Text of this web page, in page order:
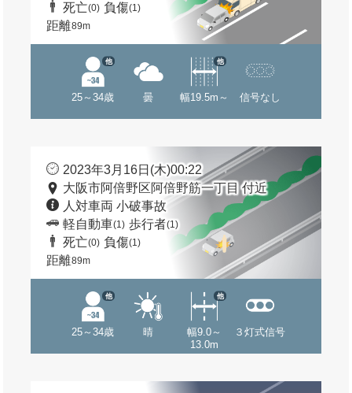
死亡(0) 負傷(1)
距離89m
25～34歳
他
曇 幅19.5m～
他
信号なし
2023年3月16日(木)00:22
大阪市阿倍野区阿倍野筋一丁目 付近
人対車両 小破事故
軽自動車(1) 歩行者(1)
死亡(0) 負傷(1)
距離89m
25～34歳
他
晴
幅9.0～
13.0m
他
３灯式信号